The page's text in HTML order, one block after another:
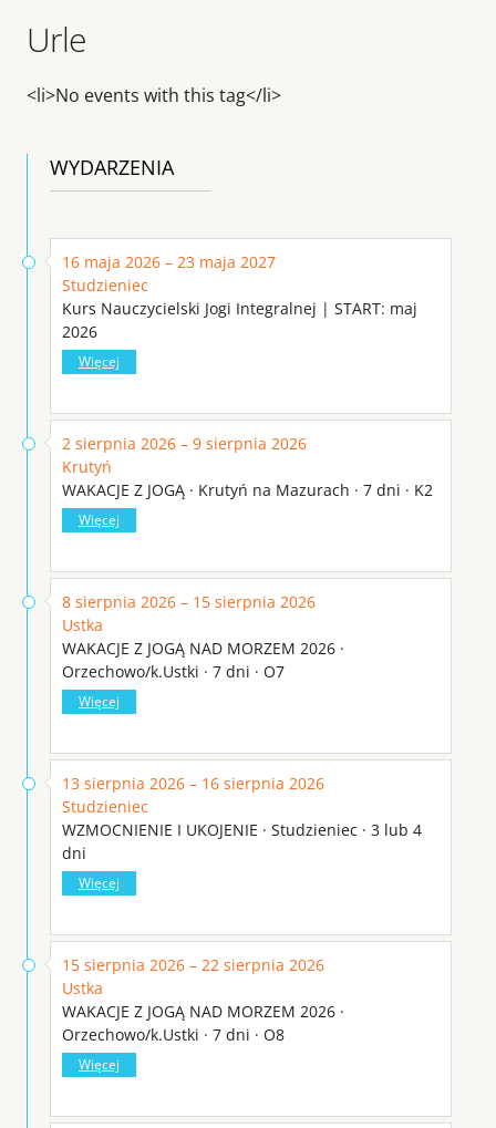
Urle
<li>No events with this tag</li>
WYDARZENIA
16 maja 2026 – 23 maja 2027
Studzieniec
Kurs Nauczycielski Jogi Integralnej | START: maj
2026
Więcej
2 sierpnia 2026 – 9 sierpnia 2026
Krutyń
WAKACJE Z JOGĄ · Krutyń na Mazurach · 7 dni · K2
Więcej
8 sierpnia 2026 – 15 sierpnia 2026
Ustka
WAKACJE Z JOGĄ NAD MORZEM 2026 ·
Orzechowo/k.Ustki · 7 dni · O7
Więcej
13 sierpnia 2026 – 16 sierpnia 2026
Studzieniec
WZMOCNIENIE I UKOJENIE · Studzieniec · 3 lub 4
dni
Więcej
15 sierpnia 2026 – 22 sierpnia 2026
Ustka
WAKACJE Z JOGĄ NAD MORZEM 2026 ·
Orzechowo/k.Ustki · 7 dni · O8
Więcej